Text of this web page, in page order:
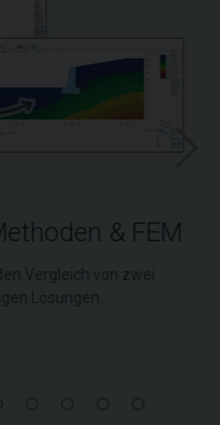
& FEM
von zwei